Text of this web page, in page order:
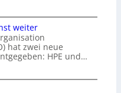
weiter
hat zwei neue
HPE und…